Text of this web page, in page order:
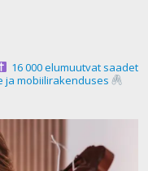
16 000 elumuutvat saadet
ja mobiilirakenduses